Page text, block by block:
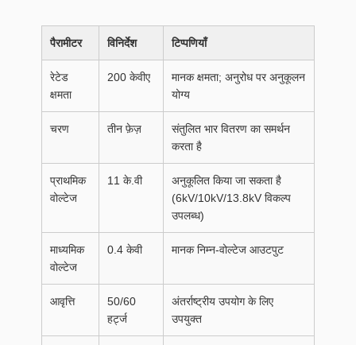
पैरामीटर विनिर्देश टिप्पणियाँ
रेटेड
क्षमता
200 केवीए
मानक क्षमता; अनुरोध पर अनुकूलन
योग्य
चरण तीन फ़ेज़
संतुलित भार वितरण का समर्थन
करता है
प्राथमिक
वोल्टेज
11 के.वी
अनुकूलित किया जा सकता है
(6kV/10kV/13.8kV विकल्प
उपलब्ध)
माध्यमिक
वोल्टेज
0.4 केवी मानक निम्न-वोल्टेज आउटपुट
आवृत्ति
50/60
हर्ट्ज
अंतर्राष्ट्रीय उपयोग के लिए
उपयुक्त